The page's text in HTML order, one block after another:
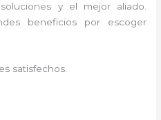
y el mejor aliado.
beneficios por escoger
satisfechos.